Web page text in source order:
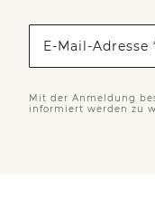
E-Mail-Adresse
Mit der Anmeldung
informiert werden zu